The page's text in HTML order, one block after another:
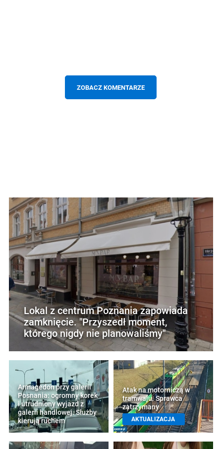
ZOBACZ KOMENTARZE
Lokal z centrum Poznania zapowiada
zamknięcie. "Przyszedł moment,
którego nigdy nie planowaliśmy"
Armagedon przy galerii
Posnania: ogromny korek
i utrudniony wyjazd z
galerii handlowej. Służby
kierują ruchem
Atak na motorniczą w
tramwaju. Sprawca
zatrzymany
AKTUALIZACJA